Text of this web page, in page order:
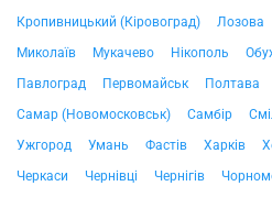
Кропивницький (Кіровоград)
Лозова
Миколаїв
Мукачево Нікополь
Павлоград
Первомайськ Полтава
Самар (Новомосковськ)
Самбір
Ужгород
Умань Фастів Харків
Черкаси
Чернівці Чернігів